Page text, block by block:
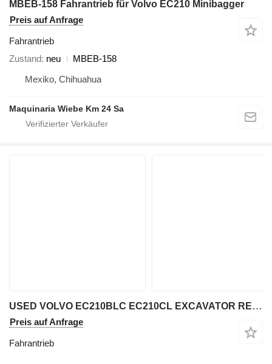
MBEB-158 Fahrantrieb für Volvo EC210 Minibagger
Preis auf Anfrage
Fahrantrieb
Zustand neu
MBEB-158
Mexiko, Chihuahua
Maquinaria Wiebe Km 24 Sa
USED VOLVO EC210BLC EC210CL EXCAVATOR REDUCER and TRAVEL MOTOR T Fahrantrieb für Volvo EC 210 BLC / EC 210 CL Bagger
Preis auf Anfrage
Fahrantrieb